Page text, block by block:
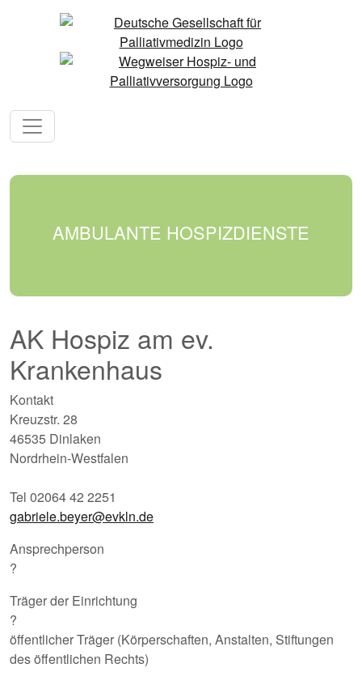
AMBULANTE HOSPIZDIENSTE
AK Hospiz am ev.
Krankenhaus
Kontakt
Kreuzstr. 28
46535 Dinlaken
Nordrhein-Westfalen
Tel 02064 42 2251
gabriele.beyer@evkln.de
Ansprechperson
?
Träger der Einrichtung
?
öffentlicher Träger (Körperschaften, Anstalten, Stiftungen
des öffentlichen Rechts)